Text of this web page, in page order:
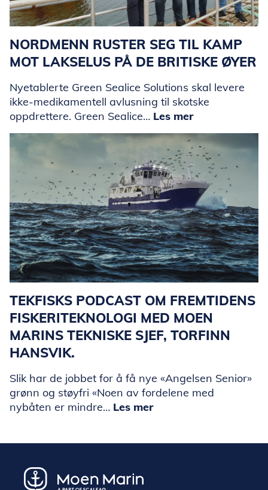
NORDMENN RUSTER SEG TIL KAMP
MOT LAKSELUS PÅ DE BRITISKE ØYER
Nyetablerte Green Sealice Solutions skal levere
ikke-medikamentell avlusning til skotske
oppdrettere. Green Sealice… Les mer
TEKFISKS PODCAST OM FREMTIDENS
FISKERITEKNOLOGI MED MOEN
MARINS TEKNISKE SJEF, TORFINN
HANSVIK.
Slik har de jobbet for å få nye «Angelsen Senior»
grønn og støyfri «Noen av fordelene med
nybåten er mindre… Les mer